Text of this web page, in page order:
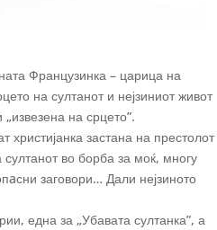
Французинка – царица на
на султанот и нејзиниот живот
на срцето”.
христијанка застана на престолот
во борба за моќ, многу
заговори… Дали нејзиното
една за „Убавата султанка”, а